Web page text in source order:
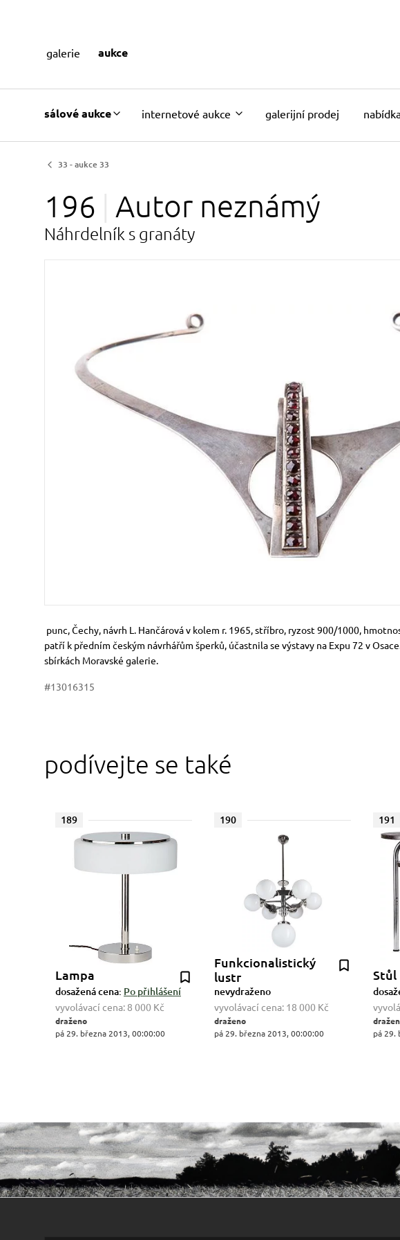
sálové aukce internetové aukce galerijní prodej
galerie aukce
33 - aukce 33
196 Autor neznámý
Náhrdelník s granáty
Rozměry
Stručný popis předmětu
punc, Čechy, návrh L. Hančárová v kolem r. 1965, stříbro, ryzost 900/1000,
patří k předním českým návrhářům šperků, účastnila se výstavy na Expu 72 v
sbírkách Moravské galerie.
#13016315
podívejte se také
189
Lampa
dosažená cena: Po přihlášení
vyvolávací cena: 8 000 Kč
draženo
pá 29. března 2013, 00:00:00
190
Funkcionalistický
lustr
nevydraženo
vyvolávací cena: 18 000 Kč
draženo
pá 29. března 2013, 00:00:00
191
Stůl
pá 29.